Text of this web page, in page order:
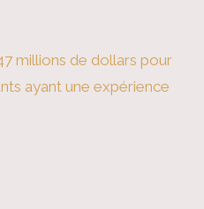
millions de dollars pour
ayant une expérience